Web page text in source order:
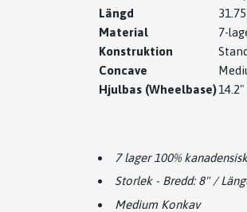
Längd
Material
7-
Konstruktion
Concave
Hjulbas (Wheelbase)14.2"
7 lager 100%
Storlek - Bredd: 8" /
Medium Konkav